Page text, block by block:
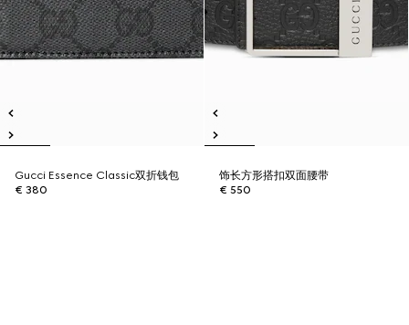
Gucci Essence Classic双折钱包
€ 380
饰长方形搭扣双面腰带
€ 550